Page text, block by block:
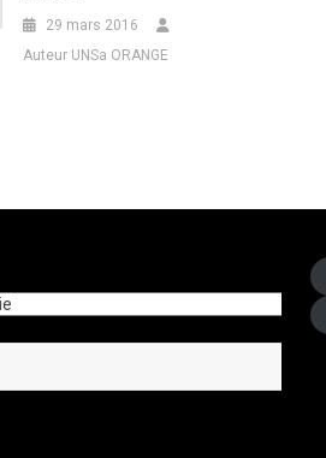
29 mars 2016
Auteur UNSa ORANGE